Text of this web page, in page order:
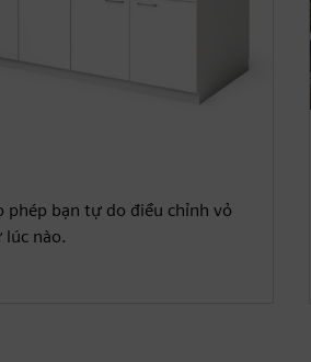
phép bạn tự do điều chỉnh vỏ
lúc nào.